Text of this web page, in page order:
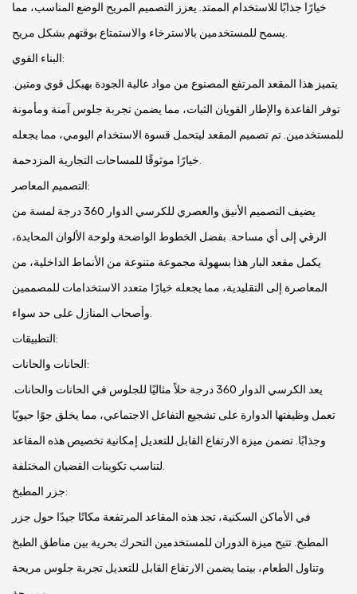
خيارًا جذابًا للاستخدام الممتد. يعزز التصميم المريح الوضع المناسب، مما
البناء القوي:
يتميز هذا المقعد المرتفع المصنوع من مواد عالية الجودة بهيكل قوي ومتين.
توفر القاعدة والإطار القويان الثبات، مما يضمن تجربة جلوس آمنة ومأمونة
للمستخدمين. تم تصميم المقعد ليتحمل قسوة الاستخدام اليومي، مما يجعله
التصميم المعاصر:
يضيف التصميم الأنيق والعصري للكرسي الدوار 360 درجة لمسة من
الرقي إلى أي مساحة. بفضل الخطوط الواضحة ولوحة الألوان المحايدة،
يكمل مقعد البار هذا بسهولة مجموعة متنوعة من الأنماط الداخلية، من
المعاصرة إلى التقليدية، مما يجعله خيارًا متعدد الاستخدامات للمصممين
التطبيقات:
الحانات والحانات:
يعد الكرسي الدوار 360 درجة حلاً مثاليًا للجلوس في الحانات والحانات.
تعمل وظيفتها الدوارة على تشجيع التفاعل الاجتماعي، مما يخلق جوًا حيويًا
وجذابًا. تضمن ميزة الارتفاع القابل للتعديل إمكانية تخصيص هذه المقاعد
جزر المطبخ:
في الأماكن السكنية، تجد هذه المقاعد المرتفعة مكانًا جيدًا حول جزر
المطبخ. تتيح ميزة الدوران للمستخدمين التحرك بحرية بين مناطق الطبخ
وتناول الطعام، بينما يضمن الارتفاع القابل للتعديل تجربة جلوس مريحة